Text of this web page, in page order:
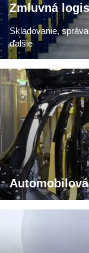
Zmluvná
Skladovanie,
ďalšie